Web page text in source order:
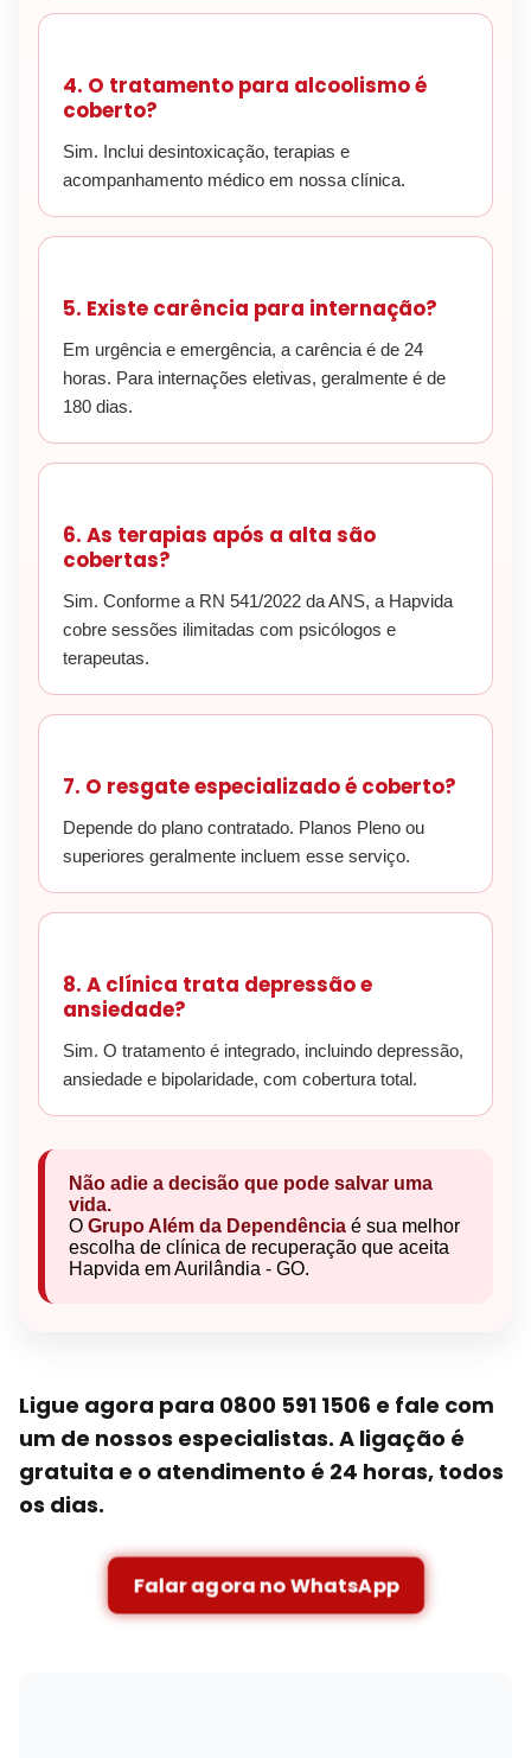
4. O tratamento para alcoolismo é
coberto?
Sim. Inclui desintoxicação, terapias e
acompanhamento médico em nossa clínica.
5. Existe carência para internação?
Em urgência e emergência, a carência é de 24
horas. Para internações eletivas, geralmente é de
180 dias.
6. As terapias após a alta são
cobertas?
Sim. Conforme a RN 541/2022 da ANS, a Hapvida
cobre sessões ilimitadas com psicólogos e
terapeutas.
7. O resgate especializado é coberto?
Depende do plano contratado. Planos Pleno ou
superiores geralmente incluem esse serviço.
8. A clínica trata depressão e
ansiedade?
Sim. O tratamento é integrado, incluindo depressão,
ansiedade e bipolaridade, com cobertura total.
Não adie a decisão que pode salvar uma
vida.
O Grupo Além da Dependência é sua melhor
escolha de clínica de recuperação que aceita
Hapvida em Aurilândia - GO.
Ligue agora para 0800 591 1506 e fale com
um de nossos especialistas. A ligação é
gratuita e o atendimento é 24 horas, todos
os dias.
Falar agora no WhatsApp